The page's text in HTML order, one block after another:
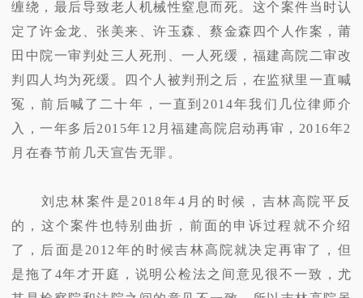
缠绕，最后导致老人机械性窒息而死。这个案件当时认
定了许金龙、张美来、许玉森、蔡金森四个人作案，莆
田中院一审判处三人死刑、一人死缓，福建高院二审改
判四人均为死缓。四个人被判刑之后，在监狱里一直喊
冤，前后喊了二十年，一直到2014年我们几位律师介
入，一年多后2015年12月福建高院启动再审，2016年2
月在春节前几天宣告无罪。
刘忠林案件是2018年4月的时候，吉林高院平反
的，这个案件也特别曲折，前面的申诉过程就不介绍
了，后面是2012年的时候吉林高院就决定再审了，但
是拖了4年才开庭，说明公检法之间意见很不一致，尤